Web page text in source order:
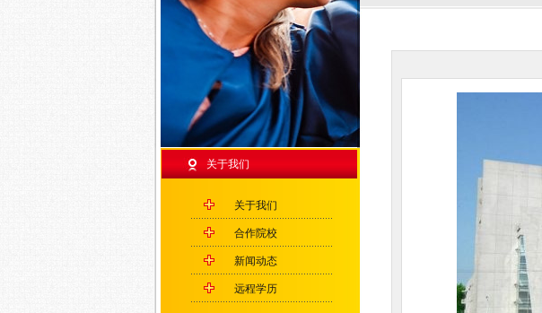
关于我们
关于我们
合作院校
新闻动态
远程学历